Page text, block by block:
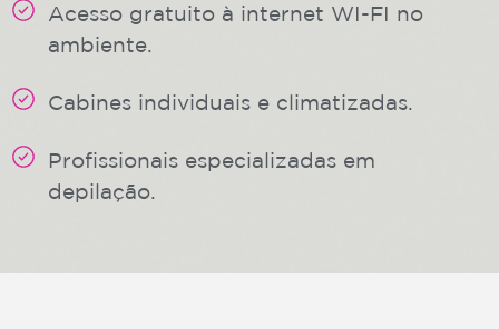
Acesso gratuito à internet WI-FI no
ambiente.
Cabines individuais e climatizadas.
Profissionais especializadas em
depilação.